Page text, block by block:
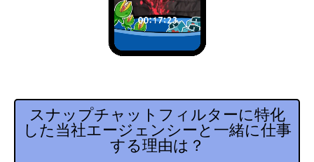
スナップチャットフィルターに特化
した当社エージェンシーと一緒に仕事
する理由は？